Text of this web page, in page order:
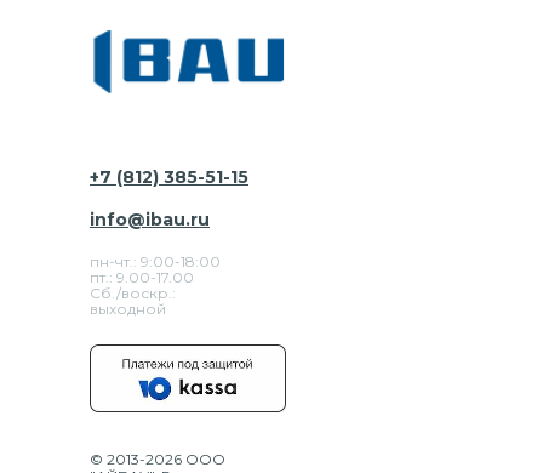
+7 (812) 385-51-15
пн-чт.: 9:00-18:00
пт.: 9.00-17.00
Сб./воскр.:
выходной
info@ibau.ru
© 2013-2026 ООО